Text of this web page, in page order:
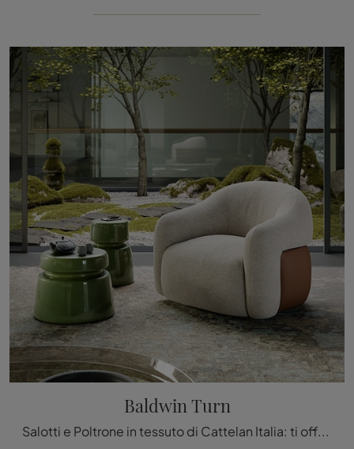
Baldwin Turn
Salotti e Poltrone in tessuto di Cattelan Italia: ti offriamo il modello Baldwin Turn in tessuto per completare i tuoi spazi.